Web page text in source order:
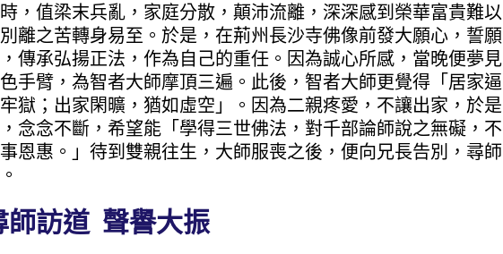
，值梁末兵亂，家庭分散，顛沛流離，深深感到榮華富貴難以
離之苦轉身易至。於是，在荊州長沙寺佛像前發大願心，誓願
傳承弘揚正法，作為自己的重任。因為誠心所感，當晚便夢見
手臂，為智者大師摩頂三遍。此後，智者大師更覺得「居家逼
獄；出家閑曠，猶如虛空」。因為二親疼愛，不讓出家，於是
念念不斷，希望能「學得三世佛法，對千部論師說之無礙，不
恩惠。」待到雙親往生，大師服喪之後，便向兄長告別，尋師
師訪道 聲譽大振